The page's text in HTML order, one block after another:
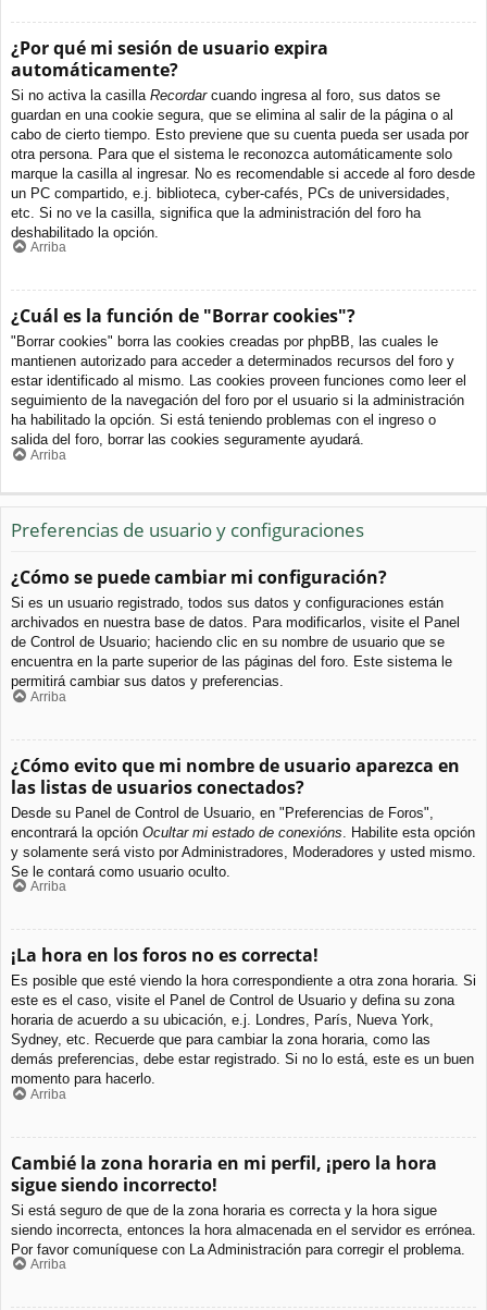
¿Por qué mi sesión de usuario expira
automáticamente?
Si no activa la casilla Recordarcuando ingresa al foro, sus datos se
guardan en una cookie segura, que se elimina al salir de la página o al
cabo de cierto tiempo. Esto previene que su cuenta pueda ser usada por
otra persona. Para que el sistema le reconozca automáticamente solo
marque la casilla al ingresar. No es recomendable si accede al foro desde
un PC compartido, e.j. biblioteca, cyber-cafés, PCs de universidades,
etc. Si no ve la casilla, significa que la administración del foro ha
deshabilitado la opción.
Arriba
¿Cuál es la función de "Borrar cookies"?
"Borrar cookies" borra las cookies creadas por phpBB, las cuales le
mantienen autorizado para acceder a determinados recursos del foro y
estar identificado al mismo. Las cookies proveen funciones como leer el
seguimiento de la navegación del foro por el usuario si la administración
ha habilitado la opción. Si está teniendo problemas con el ingreso o
salida del foro, borrar las cookies seguramente ayudará.
Arriba
Preferencias de usuario y configuraciones
¿Cómo se puede cambiar mi configuración?
Si es un usuario registrado, todos sus datos y configuraciones están
archivados en nuestra base de datos. Para modificarlos, visite el Panel
de Control de Usuario; haciendo clic en su nombre de usuario que se
encuentra en la parte superior de las páginas del foro. Este sistema le
permitirá cambiar sus datos y preferencias.
Arriba
¿Cómo evito que mi nombre de usuario aparezca en
las listas de usuarios conectados?
Desde su Panel de Control de Usuario, en "Preferencias de Foros",
encontrará la opción Ocultar mi estado de conexións . Habilite esta opción
y solamente será visto por Administradores, Moderadores y usted mismo.
Se le contará como usuario oculto.
Arriba
¡La hora en los foros no es correcta!
Es posible que esté viendo la hora correspondiente a otra zona horaria. Si
este es el caso, visite el Panel de Control de Usuario y defina su zona
horaria de acuerdo a su ubicación, e.j. Londres, París, Nueva York,
Sydney, etc. Recuerde que para cambiar la zona horaria, como las
demás preferencias, debe estar registrado. Si no lo está, este es un buen
momento para hacerlo.
Arriba
Cambié la zona horaria en mi perfil, ¡pero la hora
sigue siendo incorrecto!
Si está seguro de que de la zona horaria es correcta y la hora sigue
siendo incorrecta, entonces la hora almacenada en el servidor es errónea.
Por favor comuníquese con La Administración para corregir el problema.
Arriba